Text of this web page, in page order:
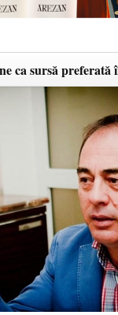
ca sursă preferată